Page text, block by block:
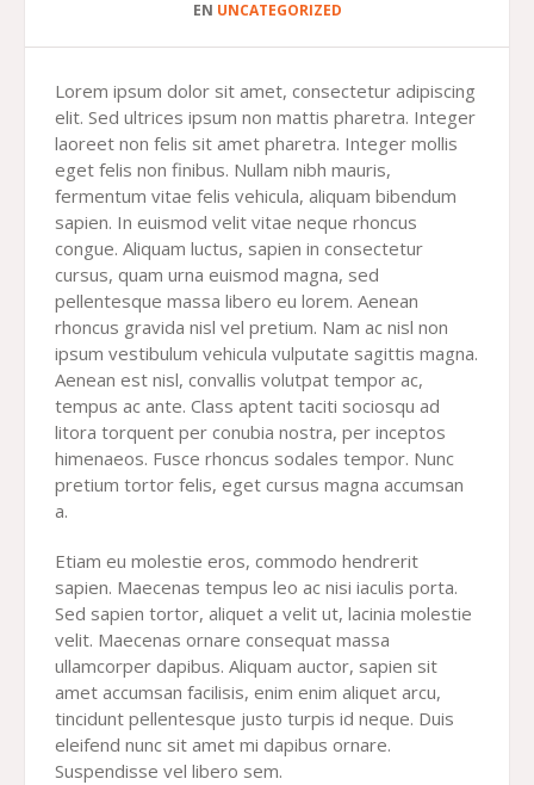
EN UNCATEGORIZED
Lorem ipsum dolor sit amet, consectetur adipiscing
elit. Sed ultrices ipsum non mattis pharetra. Integer
laoreet non felis sit amet pharetra. Integer mollis
eget felis non finibus. Nullam nibh mauris,
fermentum vitae felis vehicula, aliquam bibendum
sapien. In euismod velit vitae neque rhoncus
congue. Aliquam luctus, sapien in consectetur
cursus, quam urna euismod magna, sed
pellentesque massa libero eu lorem. Aenean
rhoncus gravida nisl vel pretium. Nam ac nisl non
ipsum vestibulum vehicula vulputate sagittis magna.
Aenean est nisl, convallis volutpat tempor ac,
tempus ac ante. Class aptent taciti sociosqu ad
litora torquent per conubia nostra, per inceptos
himenaeos. Fusce rhoncus sodales tempor. Nunc
pretium tortor felis, eget cursus magna accumsan
a.
Etiam eu molestie eros, commodo hendrerit
sapien. Maecenas tempus leo ac nisi iaculis porta.
Sed sapien tortor, aliquet a velit ut, lacinia molestie
velit. Maecenas ornare consequat massa
ullamcorper dapibus. Aliquam auctor, sapien sit
amet accumsan facilisis, enim enim aliquet arcu,
tincidunt pellentesque justo turpis id neque. Duis
eleifend nunc sit amet mi dapibus ornare.
Suspendisse vel libero sem.